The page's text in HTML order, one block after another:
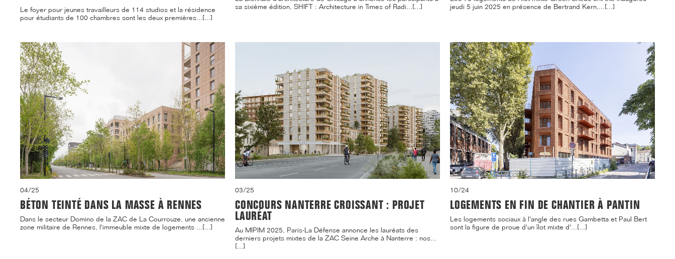
Le foyer pour jeunes travailleurs de 114 studios et la résidence
pour étudiants de 100 chambres sont les deux premières...[...]
sa sixième édition, SHIFT : Architecture in Times of Radi...[...]
jeudi 5 juin 2025 en présence de Bertrand Kern,...[...]
04/25
BÉTON TEINTÉ DANS LA MASSE À RENNES
Dans le secteur Domino de la ZAC de La Courrouze, une ancienne
zone militaire de Rennes, l'immeuble mixte de logements ...[...]
03/25
CONCOURS NANTERRE CROISSANT : PROJET
LAURÉAT
Au MIPIM 2025, Paris-La Défense annonce les lauréats des
derniers projets mixtes de la ZAC Seine Arche à Nanterre : nos...
[...]
10/24
LOGEMENTS EN FIN DE CHANTIER À PANTIN
Les logements sociaux à l'angle des rues Gambetta et Paul Bert
sont la figure de proue d'un îlot mixte d'...[...]